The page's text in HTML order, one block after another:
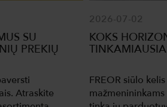
SU
PREKIŲ
Atraskite
2026-07-02
KOKS
FREOR siūlo